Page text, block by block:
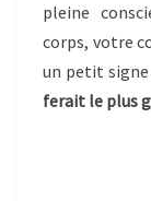
pleine
corps, votre
un petit
ferait le plus